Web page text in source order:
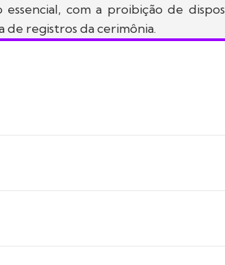
com a proibição de
de registros da cerimônia.